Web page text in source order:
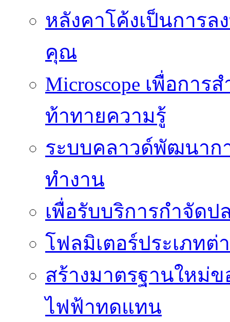
หลังคาโค้งเป็นการ
คุณ
Microscope เพื่อกา
ท้าทายความรู้
ระบบคลาวด์พัฒนาก
ทำงาน
เพื่อรับบริการกำจัด
โฟลมิเตอร์ประเภทต่
สร้างมาตรฐานใหม่ข
ไฟฟ้าทดแทน